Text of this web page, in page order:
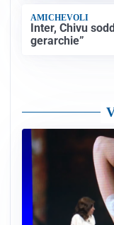
AMICHEVOLI
Inter, Chivu
gerarchie”